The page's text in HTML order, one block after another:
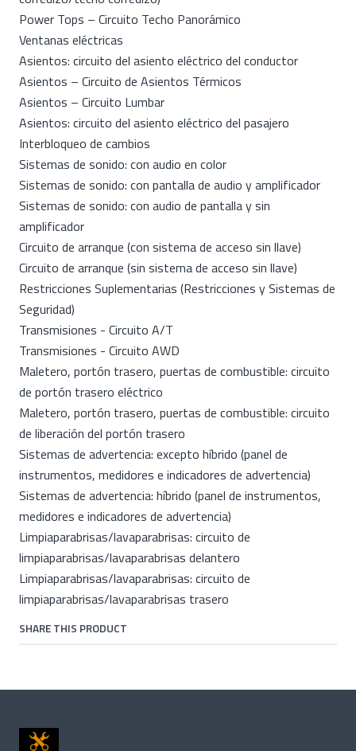
Power Tops – Circuito Techo Panorámico
Ventanas eléctricas
Asientos: circuito del asiento eléctrico del conductor
Asientos – Circuito de Asientos Térmicos
Asientos – Circuito Lumbar
Asientos: circuito del asiento eléctrico del pasajero
Interbloqueo de cambios
Sistemas de sonido: con audio en color
Sistemas de sonido: con pantalla de audio y amplificador
Sistemas de sonido: con audio de pantalla y sin
amplificador
Circuito de arranque (con sistema de acceso sin llave)
Circuito de arranque (sin sistema de acceso sin llave)
Restricciones Suplementarias (Restricciones y Sistemas de
Seguridad)
Transmisiones - Circuito A/T
Transmisiones - Circuito AWD
Maletero, portón trasero, puertas de combustible: circuito
de portón trasero eléctrico
Maletero, portón trasero, puertas de combustible: circuito
de liberación del portón trasero
Sistemas de advertencia: excepto híbrido (panel de
instrumentos, medidores e indicadores de advertencia)
Sistemas de advertencia: híbrido (panel de instrumentos,
medidores e indicadores de advertencia)
Limpiaparabrisas/lavaparabrisas: circuito de
limpiaparabrisas/lavaparabrisas delantero
Limpiaparabrisas/lavaparabrisas: circuito de
limpiaparabrisas/lavaparabrisas trasero
SHARE THIS PRODUCT